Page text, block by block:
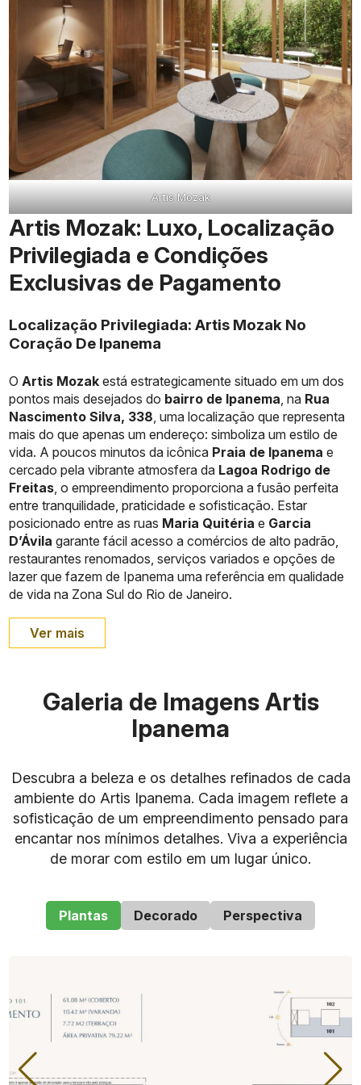
Artis Mozak
Artis Mozak: Luxo, Localização
Privilegiada e Condições
Exclusivas de Pagamento
Localização Privilegiada: Artis Mozak No
Coração De Ipanema
O Artis Mozak está estrategicamente situado em um dos
pontos mais desejados do bairro de Ipanema , na Rua
Nascimento Silva, 338 , uma localização que representa
mais do que apenas um endereço: simboliza um estilo de
vida. A poucos minutos da icônica Praia de Ipanema e
cercado pela vibrante atmosfera da Lagoa Rodrigo de
Freitas , o empreendimento proporciona a fusão perfeita
entre tranquilidade, praticidade e sofisticação. Estar
posicionado entre as ruas Maria Quitéria e Garcia
D’Ávila garante fácil acesso a comércios de alto padrão,
restaurantes renomados, serviços variados e opções de
lazer que fazem de Ipanema uma referência em qualidade
de vida na Zona Sul do Rio de Janeiro.
vel
Val
Tot
dad
es
reg
a
Apa
rtam
ent
71
Dez
emb
Ver mais
Galeria de Imagens Artis
Ipanema
Descubra a beleza e os detalhes refinados de cada
ambiente do Artis Ipanema. Cada imagem reflete a
sofisticação de um empreendimento pensado para
encantar nos mínimos detalhes. Viva a experiência
de morar com estilo em um lugar único.
Plantas Decorado Perspectiva